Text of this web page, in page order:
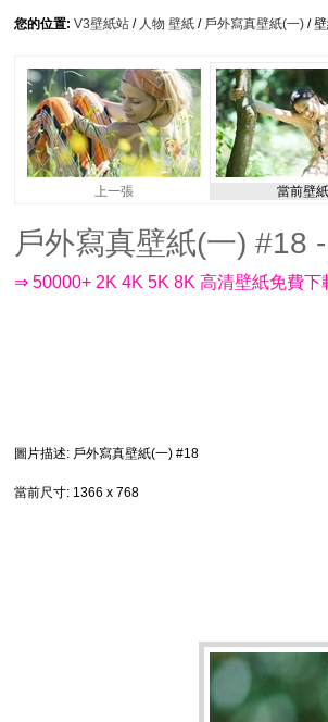
您的位置: V3壁紙站 / 人物 壁紙 / 戶外寫真壁紙(一) /
上一張 當前壁紙
戶外寫真壁紙(一) #18
⇒ 50000+ 2K 4K 5K 8K 高清壁紙免費下
圖片描述: 戶外寫真壁紙(一) #18
當前尺寸: 1366 x 768